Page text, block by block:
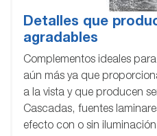
Detalles que
agradables
Complementos ideales
aún más ya que
a la vista y que producen
Cascadas, fuentes
efecto con o sin